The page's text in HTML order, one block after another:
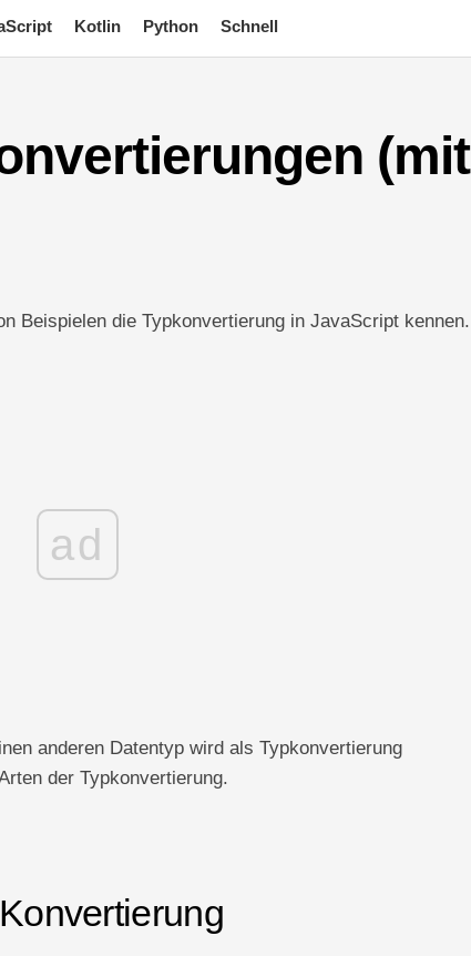
Kotlin Python Schnell
(mit
Beispielen die Typkonvertierung in JavaScript kennen.
ad
anderen Datentyp wird als Typkonvertierung
der Typkonvertierung.